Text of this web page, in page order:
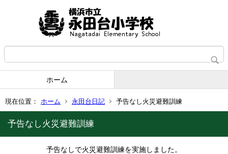
ホーム
現在位置： ホーム 永田台日記 予告なし火災避難訓練
予告なし火災避難訓練
予告なしで火災避難訓練を実施しました。